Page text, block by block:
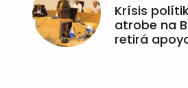
Krísis
atrobe na
retirá